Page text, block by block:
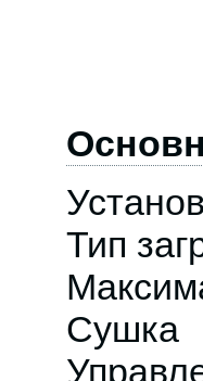
Тип
Сушка